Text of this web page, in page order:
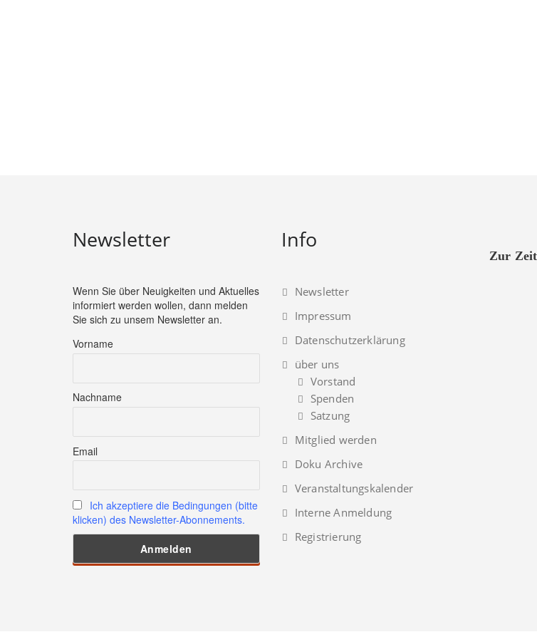
Newsletter
Wenn Sie über Neuigkeiten und Aktuelles
informiert werden wollen, dann melden
Sie sich zu unsem Newsletter an.
Vorname
Nachname
Email
Ich akzeptiere die Bedingungen (bitte
klicken) des Newsletter-Abonnements.
Info
Newsletter
Impressum
Datenschutzerklärung
über uns
Vorstand
Spenden
Satzung
Mitglied werden
Doku Archive
Veranstaltungskalender
Interne Anmeldung
Registrierung
Zur Zeit